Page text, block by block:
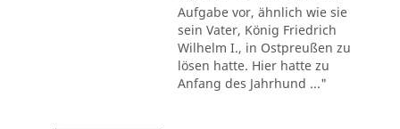
Aufgabe vor, ähnlich wie sie
sein Vater, König Friedrich
Wilhelm I., in Ostpreußen zu
lösen hatte. Hier hatte zu
Anfang des Jahrhund ..."